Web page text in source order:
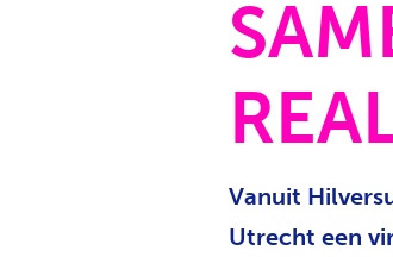
Vanuit
Utrecht een